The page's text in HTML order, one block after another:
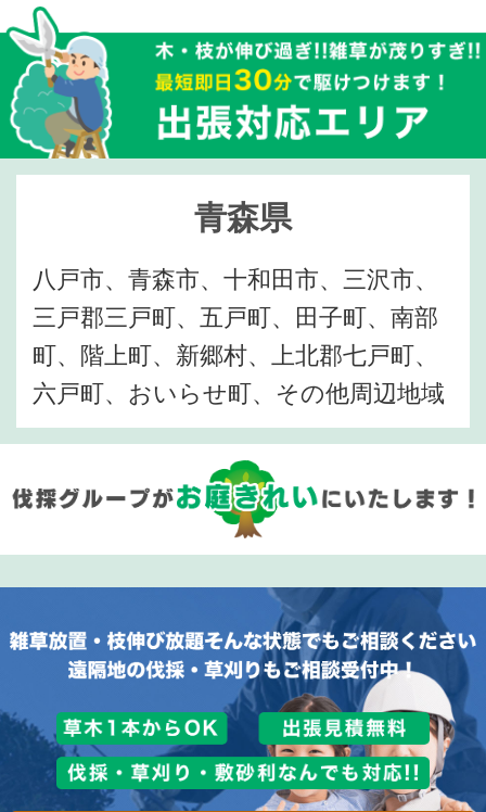
青森県
八戸市、青森市、十和田市、三沢市、
三戸郡三戸町、五戸町、田子町、南部
町、階上町、新郷村、上北郡七戸町、
六戸町、おいらせ町、その他周辺地域